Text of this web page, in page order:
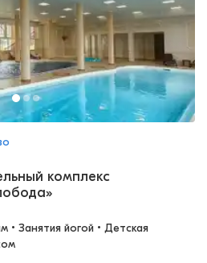
комплекс
• Занятия йогой • Детская